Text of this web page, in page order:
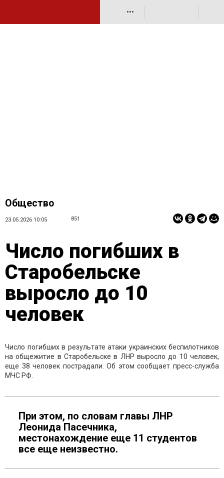
•••
Общество
23.05.2026 10:05 851
Число погибших в
Старобельске
выросло до 10
человек
Число погибших в результате атаки украинских беспилотников
на общежитие в Старобельске в ЛНР выросло до 10 человек,
еще 38 человек пострадали. Об этом сообщает пресс-служба
МЧС РФ.
При этом, по словам главы ЛНР
Леонида Пасечника,
местонахождение еще 11 студентов
все еще неизвестно.